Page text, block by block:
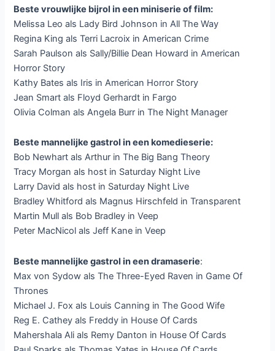
Beste vrouwlijke bijrol in een miniserie of film:
Melissa Leo als Lady Bird Johnson in All The Way
Regina King als Terri Lacroix in American Crime
Sarah Paulson als Sally/Billie Dean Howard in American
Horror Story
Kathy Bates als Iris in American Horror Story
Jean Smart als Floyd Gerhardt in Fargo
Olivia Colman als Angela Burr in The Night Manager
Beste mannelijke gastrol in een komedieserie:
Bob Newhart als Arthur in The Big Bang Theory
Tracy Morgan als host in Saturday Night Live
Larry David als host in Saturday Night Live
Bradley Whitford als Magnus Hirschfeld in Transparent
Martin Mull als Bob Bradley in Veep
Peter MacNicol als Jeff Kane in Veep
Beste mannelijke gastrol in een dramaserie:
Max von Sydow als The Three-Eyed Raven in Game Of
Thrones
Michael J. Fox als Louis Canning in The Good Wife
Reg E. Cathey als Freddy in House Of Cards
Mahershala Ali als Remy Danton in House Of Cards